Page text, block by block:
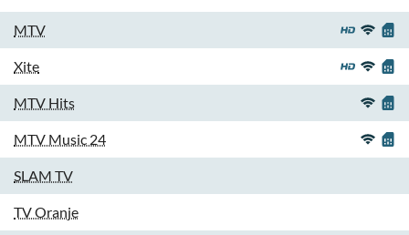
MTV
Xite
MTV Hits
MTV Music 24
SLAM TV
TV Oranje